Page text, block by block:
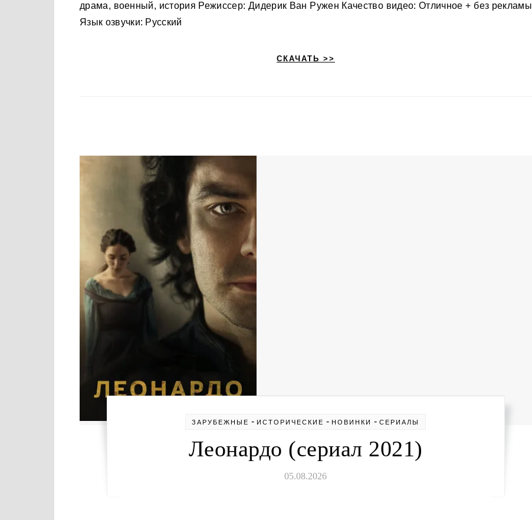
драма, военный, история Режиссер: Дидерик Ван Ружен Качество видео: Отличное + без рекламы
Язык озвучки: Русский
СКАЧАТЬ >>
ЗАРУБЕЖНЫЕ -ИСТОРИЧЕСКИЕ -НОВИНКИ -СЕРИАЛЫ
Леонардо (сериал 2021)
05.08.2026